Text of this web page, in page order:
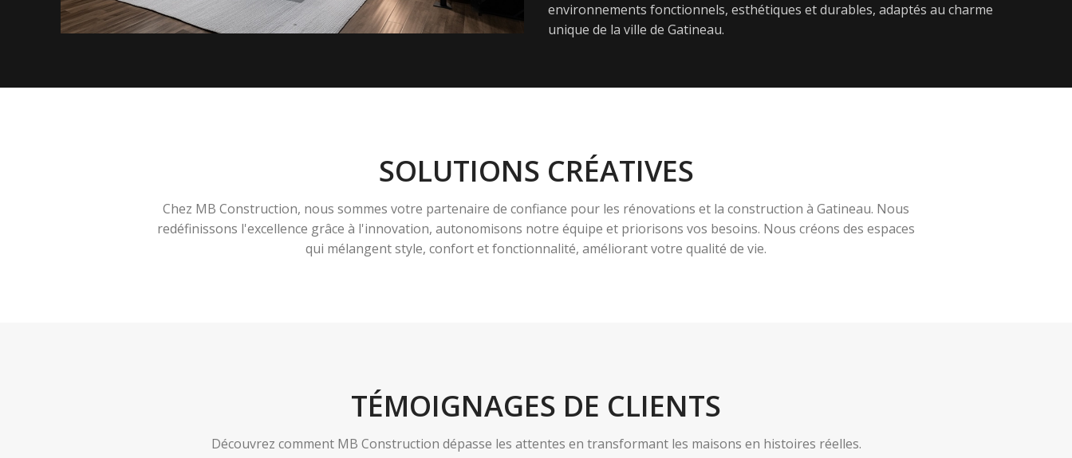
environnements fonctionnels, esthétiques et durables, adaptés au charme
unique de la ville de Gatineau.
SOLUTIONS CRÉATIVES
Chez MB Construction, nous sommes votre partenaire de confiance pour les rénovations et la construction à Gatineau. Nous
redéfinissons l'excellence grâce à l'innovation, autonomisons notre équipe et priorisons vos besoins. Nous créons des espaces
qui mélangent style, confort et fonctionnalité, améliorant votre qualité de vie.
TÉMOIGNAGES DE CLIENTS
Découvrez comment MB Construction dépasse les attentes en transformant les maisons en histoires réelles.